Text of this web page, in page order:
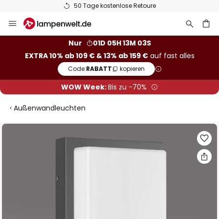
50 Tage kostenlose Retoure
Inhalt
Nur
01D 05H 13M 02S
EXTRA 10% ab 109 € & 13% ab 159 €auf fast alles
Code:RABATT kopieren
WOW Week:Bis zu -70%
Außenwandleuchten
Zum